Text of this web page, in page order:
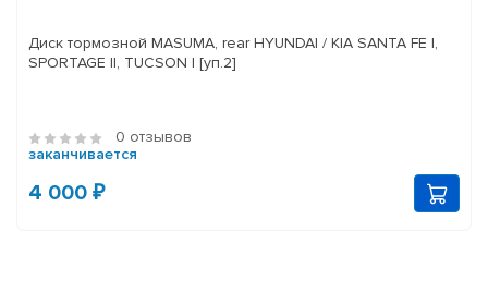
Диск тормозной MASUMA, rear HYUNDAI / KIA SANTA FE I,
SPORTAGE II, TUCSON I [уп.2]
0 отзывов
заканчивается
4 000 ₽